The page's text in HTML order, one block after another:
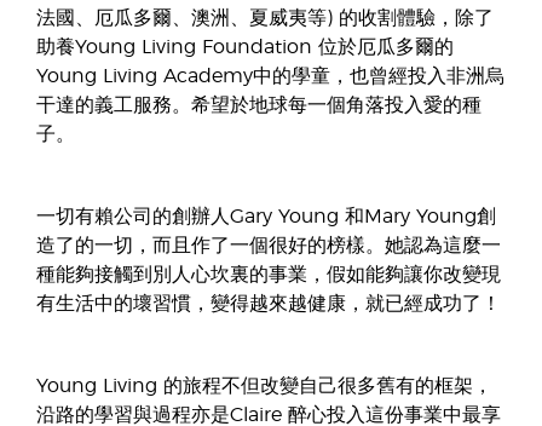
法國、厄瓜多爾、澳洲、夏威夷等) 的收割體驗，除了
助養Young Living Foundation 位於厄瓜多爾的
Young Living Academy中的學童，也曾經投入非洲烏
干達的義工服務。希望於地球每一個角落投入愛的種
子。
一切有賴公司的創辦人Gary Young 和Mary Young創
造了的一切，而且作了一個很好的榜樣。她認為這麼一
種能夠接觸到別人心坎裏的事業，假如能夠讓你改變現
有生活中的壞習慣，變得越來越健康，就已經成功了！
Young Living 的旅程不但改變自己很多舊有的框架，
沿路的學習與過程亦是Claire 醉心投入這份事業中最享